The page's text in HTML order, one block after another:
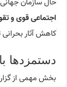
حال سازمان
اجتماعی قوی و
کاهش آثار
دستمزدها
بخش مهمی از